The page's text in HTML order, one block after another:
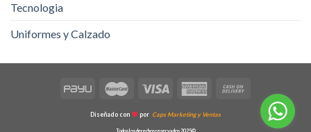
Tecnologia
Uniformes y Calzado
Diseñado con por Caps Marketing y Ventas